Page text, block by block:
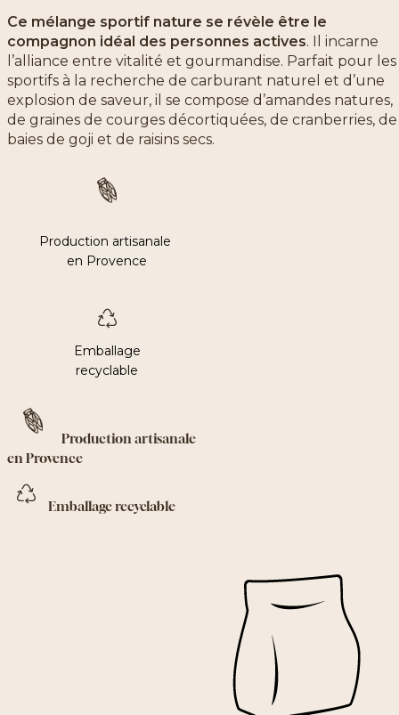
Ce mélange sportif nature se révèle être le
compagnon idéal des personnes actives. Il incarne
l’alliance entre vitalité et gourmandise. Parfait pour les
sportifs à la recherche de carburant naturel et d’une
explosion de saveur, il se compose d’amandes natures,
de graines de courges décortiquées, de cranberries, de
baies de goji et de raisins secs.
Production artisanale
en Provence
Emballage
recyclable
Production artisanale
en Provence
Emballage recyclable